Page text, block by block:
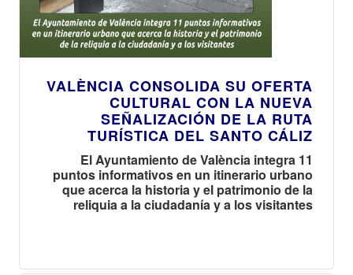
VALÈNCIA CONSOLIDA SU OFERTA
CULTURAL CON LA NUEVA
SEÑALIZACIÓN DE LA RUTA
TURÍSTICA DEL SANTO CÁLIZ
El Ayuntamiento de València integra 11
puntos informativos en un itinerario urbano
que acerca la historia y el patrimonio de la
reliquia a la ciudadanía y a los visitantes